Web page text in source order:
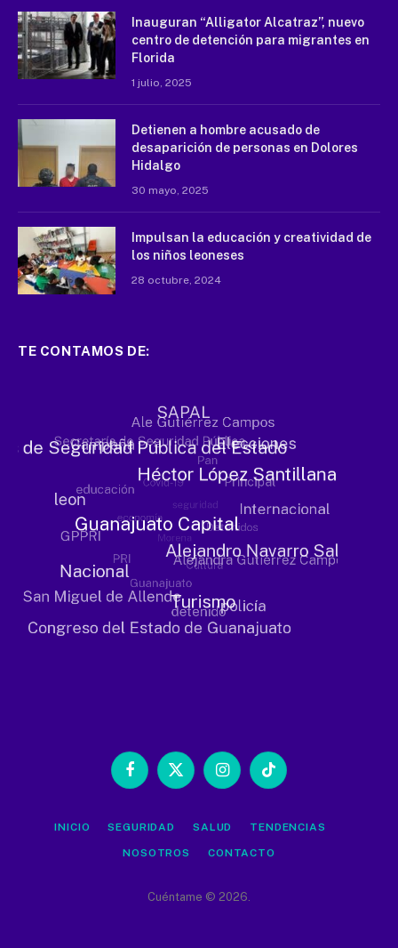
Inauguran “Alligator Alcatraz”, nuevo
centro de detención para migrantes en
Florida
1 julio, 2025
Detienen a hombre acusado de
desaparición de personas en Dolores
Hidalgo
30 mayo, 2025
Impulsan la educación y creatividad de
los niños leoneses
28 octubre, 2024
TE CONTAMOS DE:
Facebook
X
InstagramTikTok
INICIO SEGURIDAD SALUD TENDENCIAS
NOSOTROS CONTACTO
Cuéntame © 2026.